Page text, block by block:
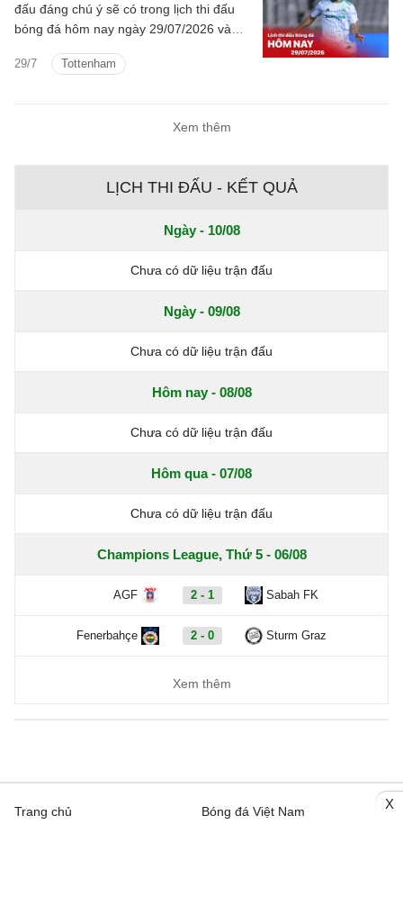
29/7 Tottenham
đấu đáng chú ý sẽ có trong lịch thi đấu
bóng đá hôm nay ngày 29/07/2026 và
tiếp.
Xem thêm
LỊCH THI ĐẤU - KẾT QUẢ
Ngày - 10/08
Chưa có dữ liệu trận đấu
Ngày - 09/08
Chưa có dữ liệu trận đấu
Hôm nay - 08/08
Chưa có dữ liệu trận đấu
Hôm qua - 07/08
Chưa có dữ liệu trận đấu
Champions League, Thứ 5 - 06/08
AGF 2 - 1 Sabah FK
Fenerbahçe 2 - 0 Sturm Graz
Xem thêm
Trang chủ
Bóng đá Việt Nam
X